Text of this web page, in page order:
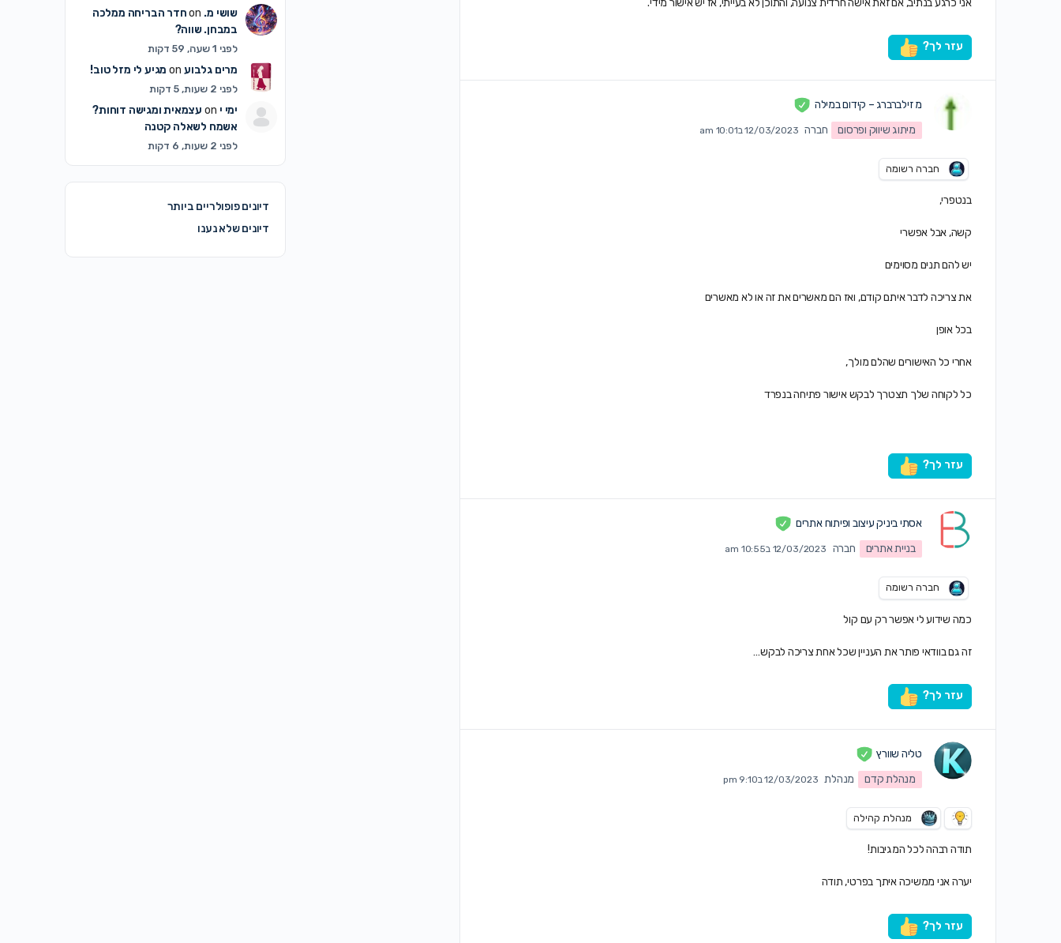
עזר לך?
מ זילברברג – קידום במילה
מיתוג שיווק ופרסום
חברה 12/03/2023 ב10:01 am
חברה רשומה
בנטפרי,
קשה, אבל אפשרי
יש להם תנים מסוימים
את צריכה לדבר איתם קודם, ואז הם מאשרים את זה או לא מאשרים
בכל אופן
אחרי כל האישורים שהלם מולך,
כל לקוחה שלך תצטרך לבקש אישור פתיחה בנפרד
עזר לך?
אסתי ביניק עיצוב ופיתוח אתרים
בניית אתרים
חברה 12/03/2023 ב10:55 am
חברה רשומה
כמה שידוע לי אפשר רק עם קול
זה גם בוודאי פותר את העניין שכל אחת צריכה לבקש…
עזר לך?
טליה שוורץ
מנהלת קדם
מנהלת 12/03/2023 ב9:10 pm
מנהלת קהילה
תודה רבהה לכל המגיבות!
יערה אני ממשיכה איתך בפרטי, תודה
עזר לך?
שושי מ.
חדר הבריחה ממלכה
במבחן. שווה?
לפני 1 שעה, 59 דקות
מרים גלבועon מגיע לי מזל טוב!
לפני 2 שעות, 5 דקות
ימי י
עצמאית ומגישה דוחות?
אשמח לשאלה קטנה
לפני 2 שעות, 6 דקות
דיונים פופולריים ביותר
דיונים שלא נענו